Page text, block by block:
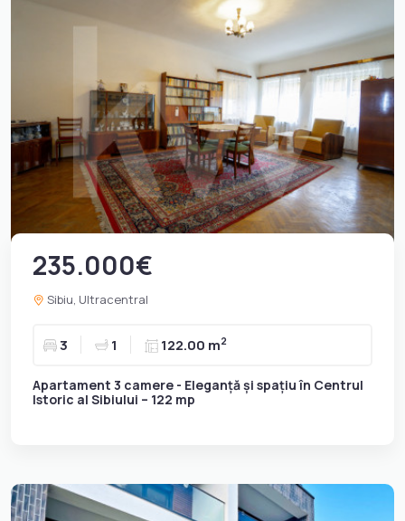
235.000€
Sibiu, Ultracentral
3 1 122.00 m2
Apartament 3 camere - Eleganță și spațiu în Centrul
Istoric al Sibiului – 122 mp